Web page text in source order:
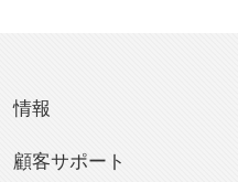
情報
顧客サポート